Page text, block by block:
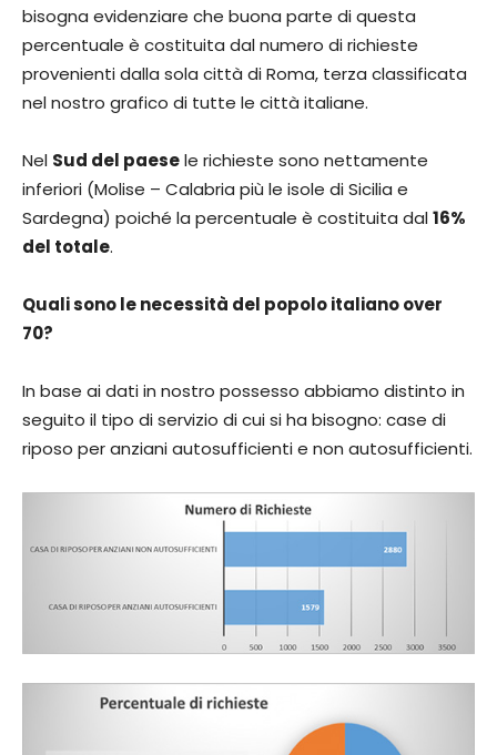
bisogna evidenziare che buona parte di questa
percentuale è costituita dal numero di richieste
provenienti dalla sola città di Roma, terza classificata
nel nostro grafico di tutte le città italiane.
Nel Sud del paesele richieste sono nettamente
inferiori (Molise – Calabria più le isole di Sicilia e
Sardegna) poiché la percentuale è costituita dal16%
del totale.
Quali sono le necessità del popolo italiano over
70?
In base ai dati in nostro possesso abbiamo distinto in
seguito il tipo di servizio di cui si ha bisogno: case di
riposo per anziani autosufficienti e non autosufficienti.